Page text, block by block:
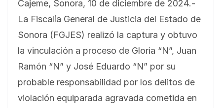
Cajeme, Sonora, 10 de diciembre de 2024.-
La Fiscalía General de Justicia del Estado de
Sonora (FGJES) realizó la captura y obtuvo
la vinculación a proceso de Gloria “N”, Juan
Ramón “N” y José Eduardo “N” por su
probable responsabilidad por los delitos de
violación equiparada agravada cometida en